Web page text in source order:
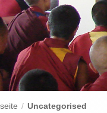
/ Uncategorised